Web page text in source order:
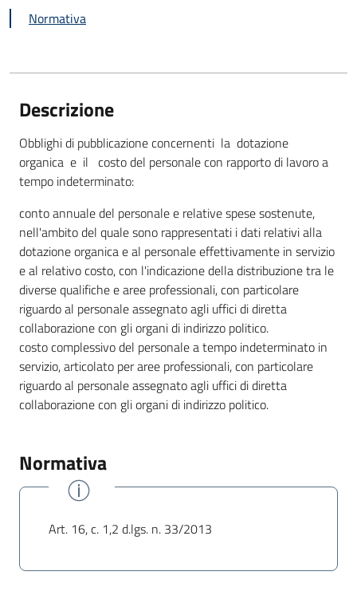
Normativa
Descrizione
Obblighi di pubblicazione concernenti la dotazione
organica e il costo del personale con rapporto di lavoro a
tempo indeterminato:
conto annuale del personale e relative spese sostenute,
nell'ambito del quale sono rappresentati i dati relativi alla
dotazione organica e al personale effettivamente in servizio
e al relativo costo, con l'indicazione della distribuzione tra le
diverse qualifiche e aree professionali, con particolare
riguardo al personale assegnato agli uffici di diretta
collaborazione con gli organi di indirizzo politico.
costo complessivo del personale a tempo indeterminato in
servizio, articolato per aree professionali, con particolare
riguardo al personale assegnato agli uffici di diretta
collaborazione con gli organi di indirizzo politico.
Normativa
Art. 16, c. 1,2 d.lgs. n. 33/2013